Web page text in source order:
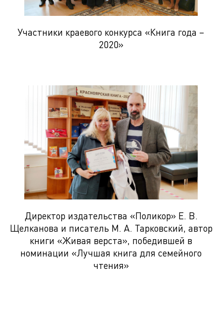
Участники краевого конкурса «Книга года –
2020»
Директор издательства «Поликор» Е. В.
Щелканова и писатель М. А. Тарковский, автор
книги «Живая верста», победившей в
номинации «Лучшая книга для семейного
чтения»